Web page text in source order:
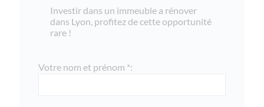
Investir dans un immeuble a rénover
dans Lyon, profitez de cette opportunité
rare !
Votre nom et prénom *: